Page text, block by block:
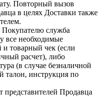
Повторный вызов
в целях Доставки также
служба
все необходимые
товарный чек (если
расчет), либо
(в случае безналичной
талон, инструкция по
представителей Продавца